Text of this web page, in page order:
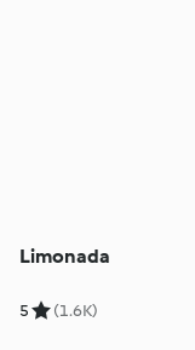
Limonada
5 (1.6K)